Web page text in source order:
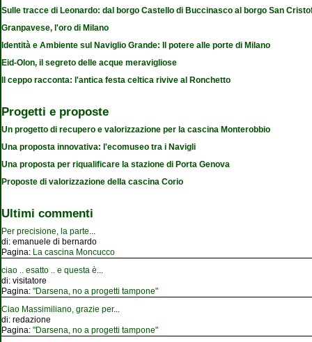
Sulle tracce di Leonardo: dal borgo Castello di Buccinasco al borgo San
Granpavese, l'oro di Milano
Identità e Ambiente sul Naviglio Grande: Il potere alle porte di Milano
Eid-Olon, il segreto delle acque meravigliose
Il ceppo racconta: l'antica festa celtica rivive al Ronchetto
Progetti e proposte
Un progetto di recupero e valorizzazione per la cascina Monterobbio
Una proposta innovativa: l'ecomuseo tra i Navigli
Una proposta per riqualificare la stazione di Porta Genova
Proposte di valorizzazione della cascina Corio
Ultimi commenti
Per precisione, la parte
di: emanuele di bernardo
Pagina: La cascina Moncucco
ciao .. esatto .. e questa è
di: visitatore
Pagina: "Darsena, no a progetti tampone"
Ciao Massimiliano, grazie per...
di: redazione
Pagina: "Darsena, no a progetti tampone"